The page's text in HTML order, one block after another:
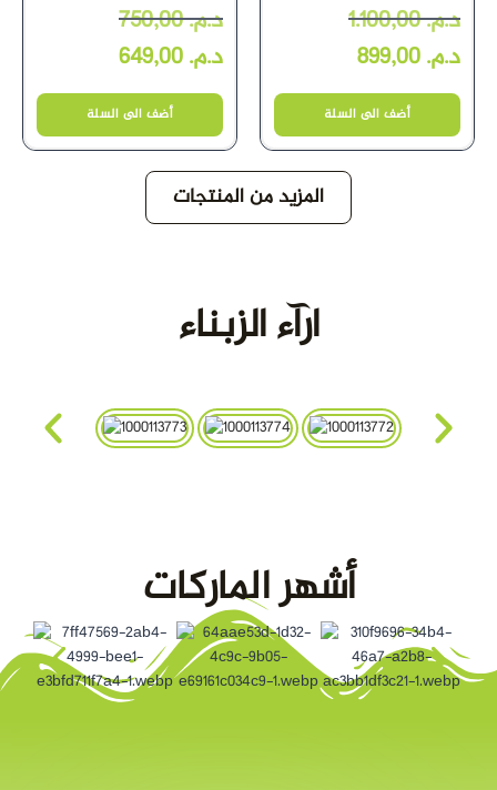
د.م.750,00
د.م.
أضف الى السلة
د.م.1.100,00
د.م.
أضف الى السلة
المزيد من المنتجات
ارآء الزبناء
أشهر الماركات